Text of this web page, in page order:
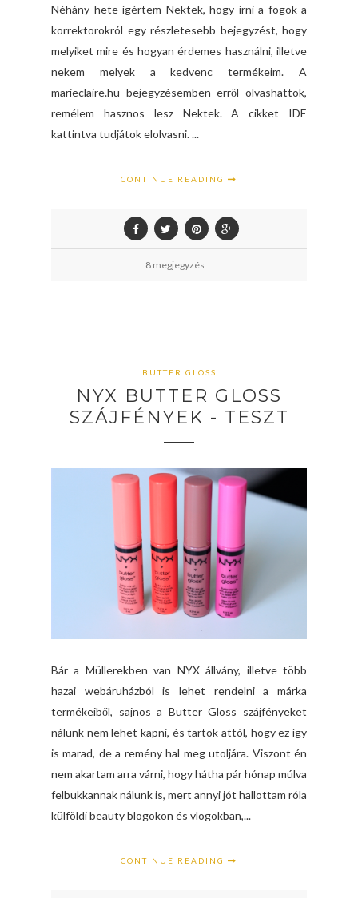
Néhány hete ígértem Nektek, hogy írni a fogok a
korrektorokról egy részletesebb bejegyzést, hogy
melyiket mire és hogyan érdemes használni, illetve
nekem melyek a kedvenc termékeim. A
marieclaire.hu bejegyzésemben erről olvashattok,
remélem hasznos lesz Nektek. A cikket IDE
kattintva tudjátok elolvasni. ...
CONTINUE READING
8 megjegyzés
BUTTER GLOSS
NYX BUTTER GLOSS
SZÁJFÉNYEK - TESZT
Bár a Müllerekben van NYX állvány, illetve több
hazai webáruházból is lehet rendelni a márka
termékeiből, sajnos a Butter Gloss szájfényeket
nálunk nem lehet kapni, és tartok attól, hogy ez így
is marad, de a remény hal meg utoljára. Viszont én
nem akartam arra várni, hogy hátha pár hónap múlva
felbukkannak nálunk is, mert annyi jót hallottam róla
külföldi beauty blogokon és vlogokban,...
CONTINUE READING